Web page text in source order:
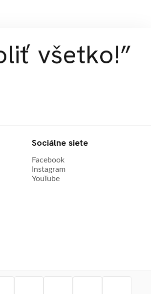
všetko!”
Sociálne siete
Facebook
Instagram
YouTube